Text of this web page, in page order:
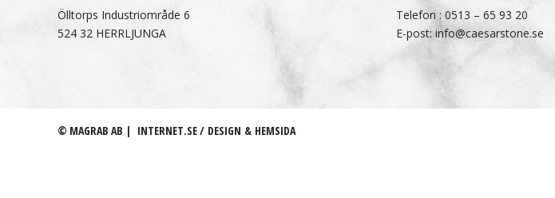
Ölltorps Industriområde 6
524 32 HERRLJUNGA
Telefon : 0513 – 65 93 20
E-post: info@caesarstone.se
© MAGRAB AB | INTERNET.SE / DESIGN & HEMSIDA